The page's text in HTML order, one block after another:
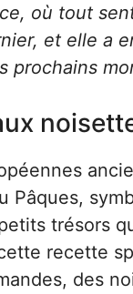
où tout
et elle a
prochains
Pâques,
trésors
recette
des